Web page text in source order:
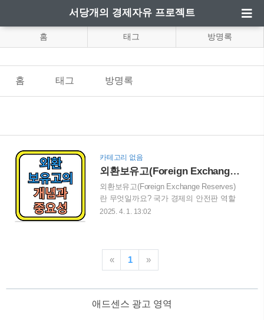
서당개의 경제자유 프로젝트
홈 태그 방명록
홈 태그 방명록
카테고리 없음
외환보유고(Foreign Exchange Reserves): 개념, 중요성, 영향 및 국가별 현황
외환보유고(Foreign Exchange Reserves)
란 무엇일까요? 국가 경제의 안전판 역할
을 하는 외환보유고는 국제 금융시장에서
유고 현황과 변동 요인을 분석해 보세요.
또한, 외환보유고가 환율과 경제 안정성에
보유고(Foreign Exchange Reserves): 개
2025. 4. 1. 13:02
« 1 »
애드센스 광고 영역